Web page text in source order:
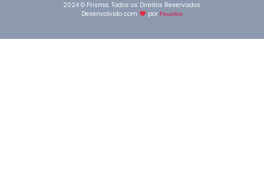
2024 © Prisma. Todos os Direitos Reservados.
Desenvolvido com
por Faustini